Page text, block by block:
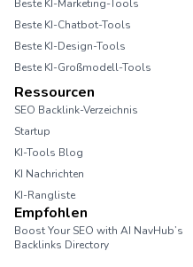
Beste KI-Marketing-Tools
Beste KI-Chatbot-Tools
Beste KI-Design-Tools
Beste KI-Großmodell-Tools
Ressourcen
SEO Backlink-Verzeichnis
Startup
KI-Tools Blog
KI Nachrichten
KI-Rangliste
Empfohlen
Boost Your SEO with AI NavHub’s
Backlinks Directory